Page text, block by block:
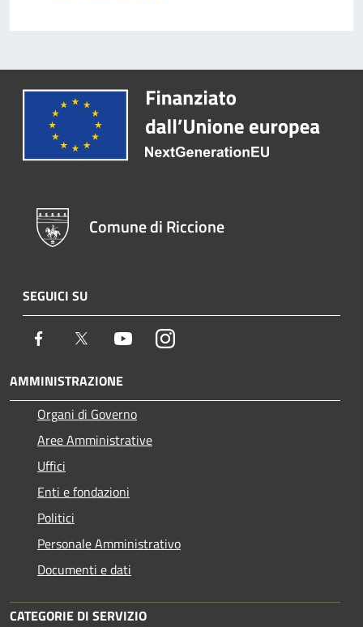
Comune di Riccione
SEGUICI SU
Facebook Twitter YoutubeInstagram
AMMINISTRAZIONE
Organi di Governo
Aree Amministrative
Uffici
Enti e fondazioni
Politici
Personale Amministrativo
Documenti e dati
CATEGORIE DI SERVIZIO